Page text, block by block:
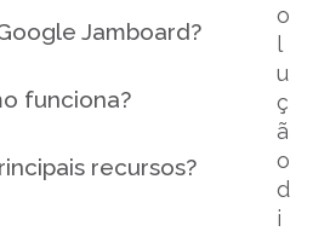
o
l
u
ç
ã
o
d
i
Jamboard?
funciona?
recursos?